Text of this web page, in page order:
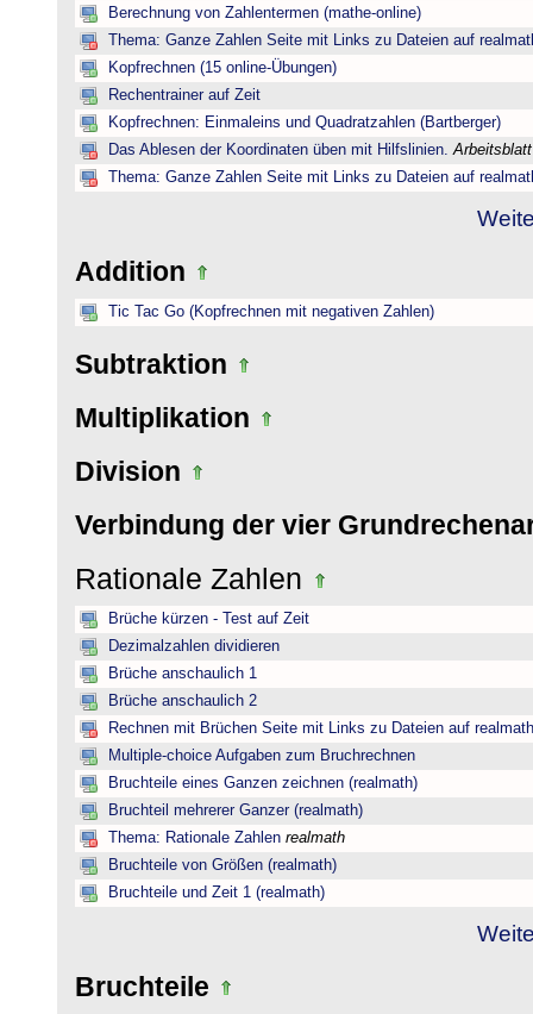
Berechnung von Zahlentermen (mathe-online)
Thema: Ganze Zahlen Seite mit Links zu Dateien auf
Kopfrechnen (15 online-Übungen)
Rechentrainer auf Zeit
Kopfrechnen: Einmaleins und Quadratzahlen (Bartberger)
Das Ablesen der Koordinaten üben mit Hilfslinien.
Thema: Ganze Zahlen Seite mit Links zu Dateien auf
Addition
Tic Tac Go (Kopfrechnen mit negativen Zahlen)
Subtraktion
Multiplikation
Division
Verbindung der vier
Rationale Zahlen
Brüche kürzen - Test auf Zeit
Dezimalzahlen dividieren
Brüche anschaulich 1
Brüche anschaulich 2
Rechnen mit Brüchen Seite mit Links zu Dateien auf
Multiple-choice Aufgaben zum Bruchrechnen
Bruchteile eines Ganzen zeichnen (realmath)
Bruchteil mehrerer Ganzer (realmath)
Thema: Rationale Zahlen realmath
Bruchteile von Größen (realmath)
Bruchteile und Zeit 1 (realmath)
Bruchteile